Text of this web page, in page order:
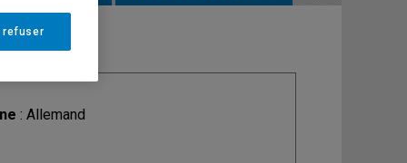
: Allemand
refuser